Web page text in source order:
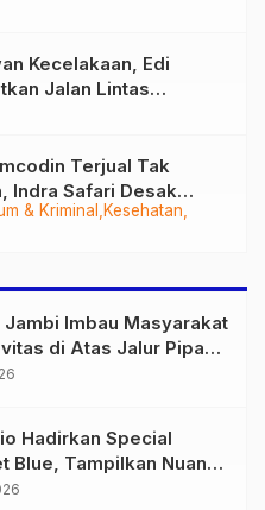
Kecelakaan, Edi
Jalan Lintas
di 2028
& Kriminal
Kesehatan
Terjual Tak
Indra Safari Desak
Jambi Imbau Masyarakat
di Atas Jalur Pipa
Bersama
Hadirkan Special
Blue, Tampilkan Nuansa
yang Semakin Skena